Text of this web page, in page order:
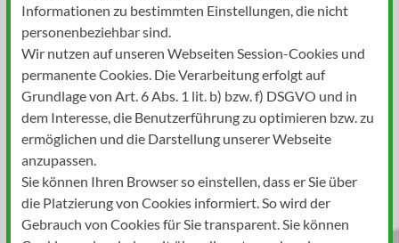
Informationen zu bestimmten Einstellungen, die nicht
personenbeziehbar sind.
Wir nutzen auf unseren Webseiten Session-Cookies und
permanente Cookies. Die Verarbeitung erfolgt auf
Grundlage von Art. 6 Abs. 1 lit. b) bzw. f) DSGVO und in
dem Interesse, die Benutzerführung zu optimieren bzw. zu
ermöglichen und die Darstellung unserer Webseite
anzupassen.
Sie können Ihren Browser so einstellen, dass er Sie über
die Platzierung von Cookies informiert. So wird der
Gebrauch von Cookies für Sie transparent. Sie können